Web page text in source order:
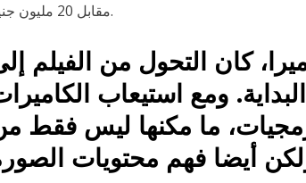
مقابل 20 مليون جنيه.
كان التحول من الفيلم
ومع استيعاب
ما مكنها ليس فقط
أيضا فهم محتويات